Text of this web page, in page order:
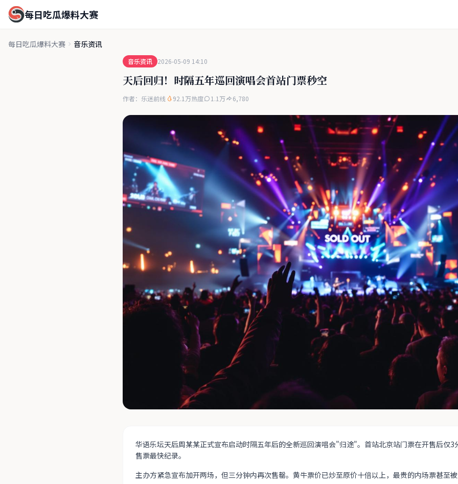
每日吃瓜爆料大赛
每日吃瓜爆料大赛 音乐资讯
音乐资讯 2026-05-09 14:10
天后回归！时隔五年巡回演唱会首站门票秒空
作者：乐迷前线 92.1万热度 1.1万 6,780
华语乐坛天后周某某正式宣布启动时隔五年后的全新巡回演唱会"归途"。首站北京站门票在开售后仅3
售票最快纪录。
主办方紧急宣布加开两场，但三分钟内再次售罄。黄牛票价已炒至原价十倍以上，最贵的内场票甚至被